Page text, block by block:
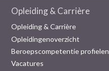
Opleiding & Carrière
Opleiding & Carrière
Opleidingenoverzicht
Beroepscompetentie profielen
Vacatures